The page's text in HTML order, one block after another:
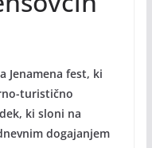
Jenamena fest, ki
turistično
ki sloni na
dogajanjem